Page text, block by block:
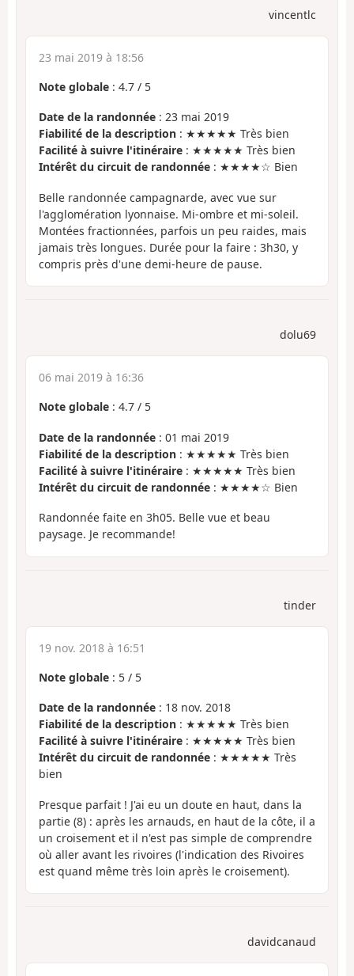
vincentlc
23 mai 2019 à 18:56
Note globale : 4.7 / 5
Date de la randonnée : 23 mai 2019
Fiabilité de la description : ★★★★★ Très bien
Facilité à suivre l'itinéraire : ★★★★★ Très bien
Intérêt du circuit de randonnée : ★★★★☆ Bien
Belle randonnée campagnarde, avec vue sur
l'agglomération lyonnaise. Mi-ombre et mi-soleil.
Montées fractionnées, parfois un peu raides, mais
jamais très longues. Durée pour la faire : 3h30, y
compris près d'une demi-heure de pause.
dolu69
06 mai 2019 à 16:36
Note globale : 4.7 / 5
Date de la randonnée : 01 mai 2019
Fiabilité de la description : ★★★★★ Très bien
Facilité à suivre l'itinéraire : ★★★★★ Très bien
Intérêt du circuit de randonnée : ★★★★☆ Bien
Randonnée faite en 3h05. Belle vue et beau
paysage. Je recommande!
tinder
19 nov. 2018 à 16:51
Note globale : 5 / 5
Date de la randonnée : 18 nov. 2018
Fiabilité de la description : ★★★★★ Très bien
Facilité à suivre l'itinéraire : ★★★★★ Très bien
Intérêt du circuit de randonnée : ★★★★★ Très
bien
Presque parfait ! J'ai eu un doute en haut, dans la
partie (8) : après les arnauds, en haut de la côte, il a
un croisement et il n'est pas simple de comprendre
où aller avant les rivoires (l'indication des Rivoires
est quand même très loin après le croisement).
davidcanaud